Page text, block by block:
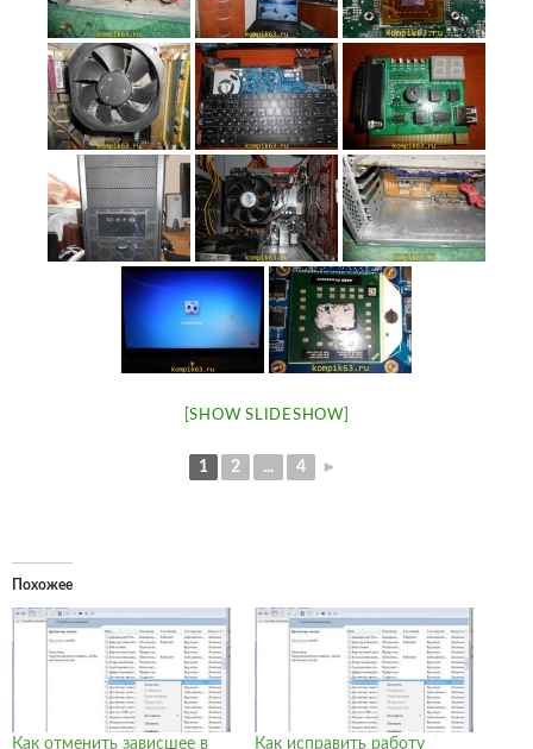
[SHOW SLIDESHOW]
1 2 ... 4 ►
Похожее
Как отменить зависшее в
Как исправить работу